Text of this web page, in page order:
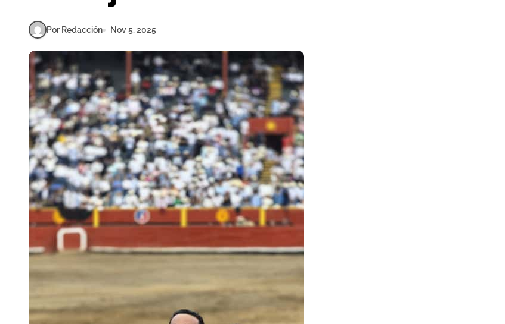
Por Redacción Nov 5, 2025